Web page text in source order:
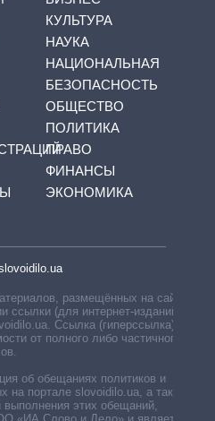
КУЛЬТУРА
НАУКА
НАЦИОНАЛЬНАЯ
БЕЗОПАСНОСТЬ
ОБЩЕСТВО
ПОЛИТИКА
ПРАВО
ФИНАНСЫ
ЭКОНОМИКА
размещённых на сайте,
ссылки (для интернет-изданий —
Ссылка (гиперссылка)
от полного либо частичного
об обещаниях политиков и
на портале slovoidilo.ua, а также
этих обещаний,